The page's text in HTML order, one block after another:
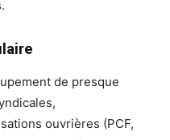
de presque
ouvrières (PCF,